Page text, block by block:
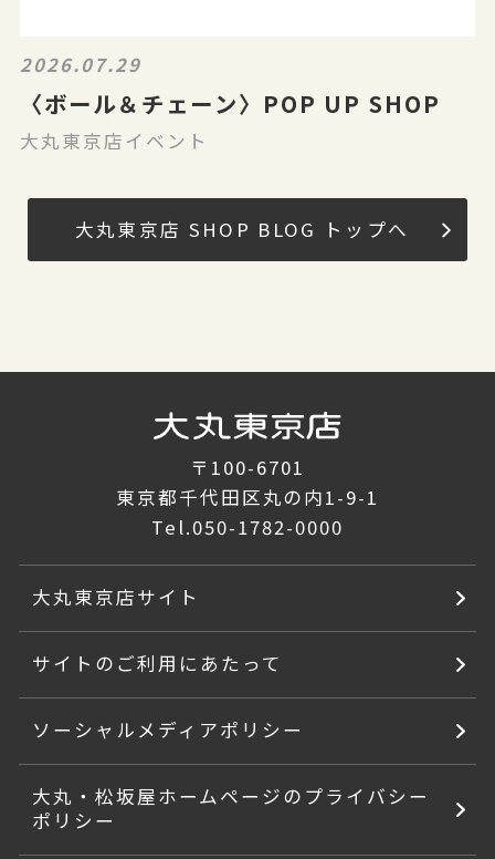
2026.07.29
〈ボール＆チェーン〉POP UP SHOP
大丸東京店イベント
大丸東京店 SHOP BLOG トップへ
〒100-6701
東京都千代田区丸の内1-9-1
Tel.050-1782-0000
大丸東京店サイト
サイトのご利用にあたって
ソーシャルメディアポリシー
大丸・松坂屋ホームページのプライバシー
ポリシー